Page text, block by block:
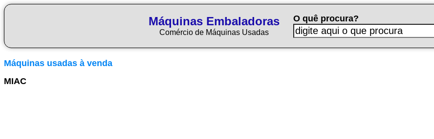
Máquinas Embaladoras
Comércio de Máquinas Usadas
O quê procura?
Máquinas usadas à venda
MIAC